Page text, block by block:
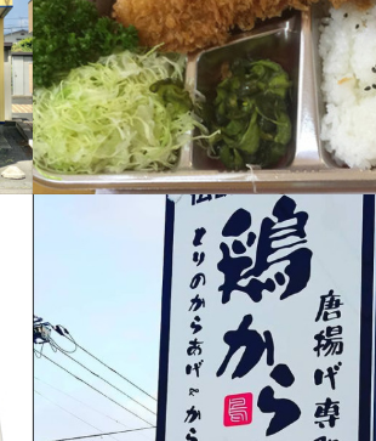
メニュー
※ 当日の場合は、電話でお問
さい。
定休日：第1・3・5
毎週 月・火曜日
電話番号：0197-25-
Instagram
：
営業時間：11：00 ～
テイクアウト対応時間：
19：30
受付時間：10
18：00
定休日：火曜日
：
鶏から家
所在地：奥州市水沢川
営業時間：11：00 ～